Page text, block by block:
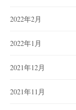
2022年2月
2022年1月
2021年12月
2021年11月